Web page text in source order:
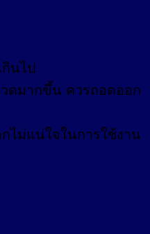
นไป
ดมากขึ้น ควรถอดออก
ไม่แน่ใจในการใช้งาน